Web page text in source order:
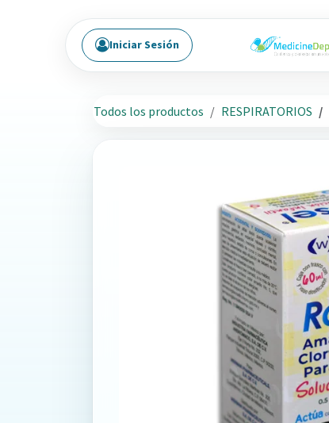
Iniciar Sesión
Todos los productos RESPIRATORIOS